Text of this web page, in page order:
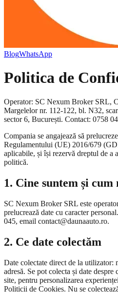
BlogWhatsApp
Politica de
Operator: SC Nexum Broker SRL,
Margelelor nr. 112-122, bl. N32,
sector 6, București. Contact: 0758
Compania se angajează să
Regulamentului (UE) 2016/679
aplicabile, și își rezervă dreptul de a
politică.
1. Cine suntem și
SC Nexum Broker SRL este
prelucrează date cu caracter
045, email contact@daunaauto.ro.
2. Ce date colectăm
Date colectate direct de la utilizator:
adresă. Se pot colecta și date
site, pentru personalizarea
Politicii de Cookies. Nu se